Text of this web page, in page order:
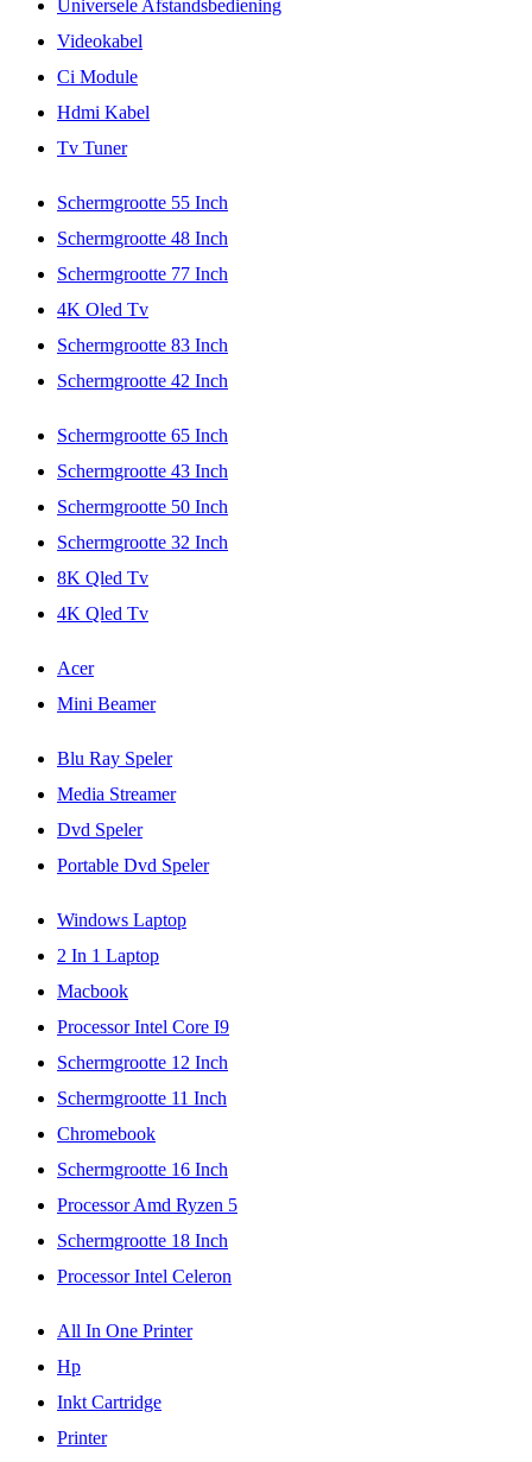
Universele Afstandsbediening
Videokabel
Ci Module
Hdmi Kabel
Tv Tuner
Schermgrootte 55 Inch
Schermgrootte 48 Inch
Schermgrootte 77 Inch
4K Oled Tv
Schermgrootte 83 Inch
Schermgrootte 42 Inch
Schermgrootte 65 Inch
Schermgrootte 43 Inch
Schermgrootte 50 Inch
Schermgrootte 32 Inch
8K Qled Tv
4K Qled Tv
Acer
Mini Beamer
Blu Ray Speler
Media Streamer
Dvd Speler
Portable Dvd Speler
Windows Laptop
2 In 1 Laptop
Macbook
Processor Intel Core I9
Schermgrootte 12 Inch
Schermgrootte 11 Inch
Chromebook
Schermgrootte 16 Inch
Processor Amd Ryzen 5
Schermgrootte 18 Inch
Processor Intel Celeron
All In One Printer
Hp
Inkt Cartridge
Printer